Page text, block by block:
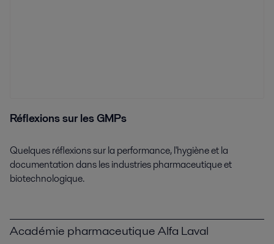
Réflexions sur les GMPs
Quelques réflexions sur la performance, l'hygiène et la
documentation dans les industries pharmaceutique et
biotechnologique.
Académie pharmaceutique Alfa Laval